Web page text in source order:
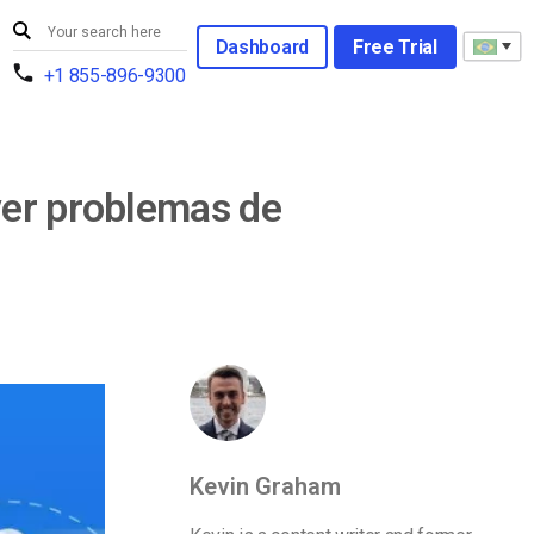
+1 855-896-9300
Dashboard Free Trial
problemas de
Kevin Graham